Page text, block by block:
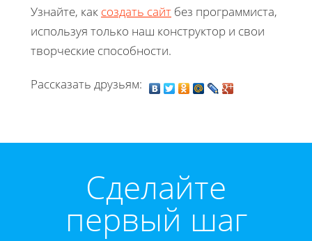
Узнайте, как создать сайт без программиста,
используя только наш конструктор и свои
творческие способности.
Рассказать друзьям:
Cделайте
первый шаг